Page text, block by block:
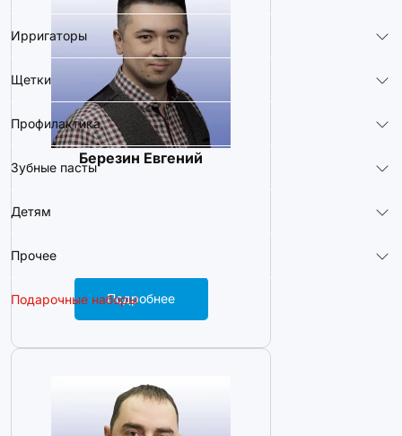
Ирригаторы
Щетки
Профилактика
Зубные пасты
Детям
Прочее
Подарочные наборы
Березин Евгений
Подробнее